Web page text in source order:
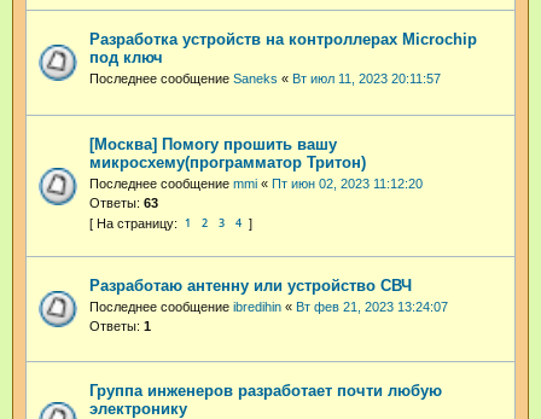
Разработка устройств на контроллерах Microchip
под ключ
Последнее сообщение Saneks « Вт июл 11, 2023 20:11:57
[Москва] Помогу прошить вашу
микросхему(программатор Тритон)
Последнее сообщение mmi « Пт июн 02, 2023 11:12:20
Ответы: 63
1 2 3 4
Разработаю антенну или устройство СВЧ
Последнее сообщение ibredihin « Вт фев 21, 2023 13:24:07
Ответы: 1
Группа инженеров разработает почти любую
электронику